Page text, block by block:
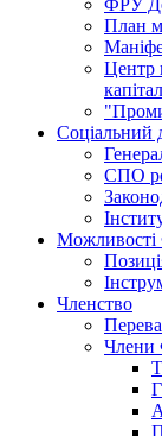
ФРУ
План
Центр
Соціальний
СПО
Членство